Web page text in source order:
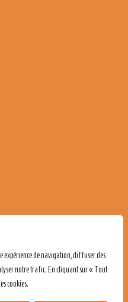
expérience de navigation, diffuser des
notre trafic. En cliquant sur « Tout
cookies.